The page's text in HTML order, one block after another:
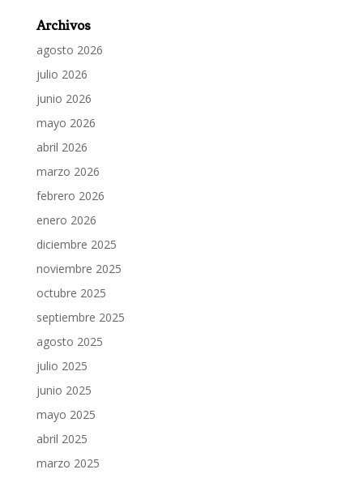
Archivos
agosto 2026
julio 2026
junio 2026
mayo 2026
abril 2026
marzo 2026
febrero 2026
enero 2026
diciembre 2025
noviembre 2025
octubre 2025
septiembre 2025
agosto 2025
julio 2025
junio 2025
mayo 2025
abril 2025
marzo 2025